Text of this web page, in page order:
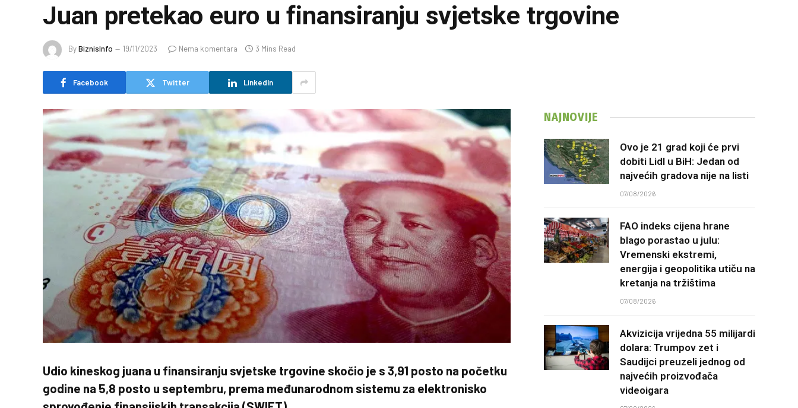
Juan pretekao euro u finansiranju svjetske trgovine
ByBiznisInfo 19/11/2023 Nema komentara 3 Mins Read
Facebook Twitter LinkedIn
Udio kineskog juana u finansiranju svjetske trgovine skočio je s 3,91 posto na početku
godine na 5,8 posto u septembru, prema međunarodnom sistemu za elektronisko
NAJNOVIJE
Ovo je 21 grad koji će prvi
dobiti Lidl u BiH: Jedan od
najvećih gradova nije na listi
07/08/2026
FAO indeks cijena hrane
blago porastao u julu:
Vremenski ekstremi,
energija i geopolitika utiču na
kretanja na tržištima
07/08/2026
Akvizicija vrijedna 55 milijardi
dolara: Trumpov zet i
Saudijci preuzeli jednog od
najvećih proizvođača
videoigara